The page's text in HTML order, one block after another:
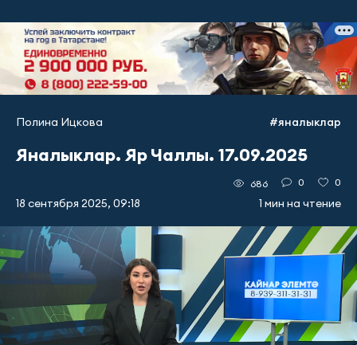
Полина Ицкова #яналыклар
Яналыклар. Яр Чаллы. 17.09.2025
18 сентября 2025, 09:18
686 0 0
1 мин на чтение